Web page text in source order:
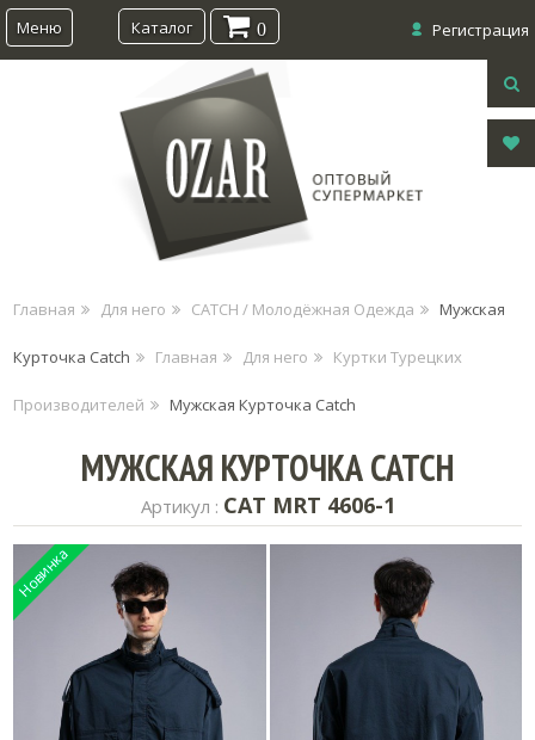
Меню Регистрация
Каталог 0
Главная Для него CATCH / Молодёжная Одежда Мужская
Курточка Catch Главная Для него Куртки Турецких
Производителей Мужская Курточка Catch
МУЖСКАЯ КУРТОЧКА CATCH
Артикул : CAT MRT 4606-1